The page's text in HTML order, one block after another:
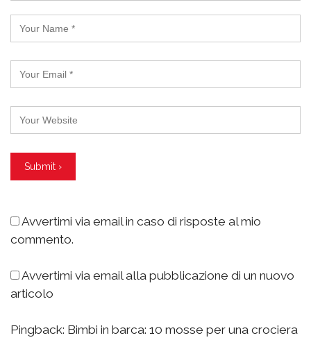
Avvertimi via email in caso di risposte al mio
commento.
Avvertimi via email alla pubblicazione di un nuovo
articolo
Pingback: Bimbi in barca: 10 mosse per una crociera